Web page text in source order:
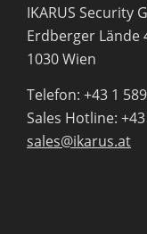
IKARUS Security
Erdberger Lände
1030 Wien
Telefon: +43 1
Sales Hotline:
sales@ikarus.at